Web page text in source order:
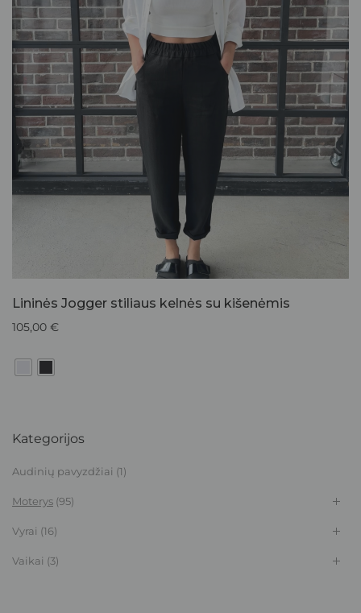
Lininės Jogger stiliaus kelnės su kišenėmis
105,00 €
Kategorijos
Audinių pavyzdžiai (1)
Moterys (95)
Vyrai (16)
Vaikai (3)